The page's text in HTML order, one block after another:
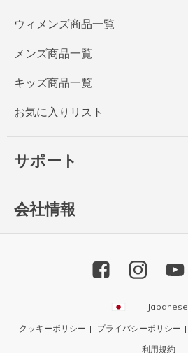
ウィメンズ商品一覧
メンズ商品一覧
キッズ商品一覧
お気に入りリスト
サポート
会社情報
Japanese
クッキーポリシー プライバシーポリシー
利用規約